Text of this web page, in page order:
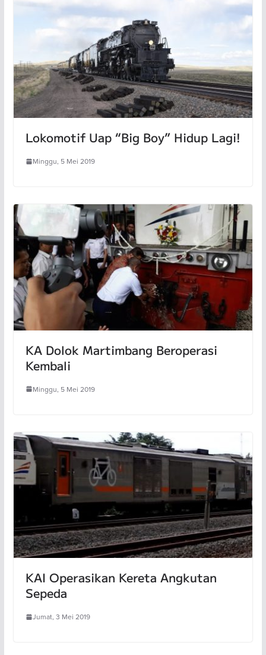
Lokomotif Uap “Big Boy” Hidup Lagi!
Minggu, 5 Mei 2019
KA Dolok Martimbang Beroperasi
Kembali
Minggu, 5 Mei 2019
KAI Operasikan Kereta Angkutan
Sepeda
Jumat, 3 Mei 2019